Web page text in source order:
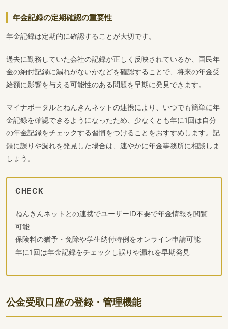
年金記録の定期確認の重要性
年金記録は定期的に確認することが大切です。
過去に勤務していた会社の記録が正しく反映されているか、国民年
金の納付記録に漏れがないかなどを確認することで、将来の年金受
給額に影響を与える可能性のある問題を早期に発見できます。
マイナポータルとねんきんネットの連携により、いつでも簡単に年
金記録を確認できるようになったため、少なくとも年に1回は自分
の年金記録をチェックする習慣をつけることをおすすめします。記
録に誤りや漏れを発見した場合は、速やかに年金事務所に相談しま
しょう。
CHECK
ねんきんネットとの連携でユーザーID不要で年金情報を閲覧
可能
保険料の猶予・免除や学生納付特例をオンライン申請可能
年に1回は年金記録をチェックし誤りや漏れを早期発見
公金受取口座の登録・管理機能